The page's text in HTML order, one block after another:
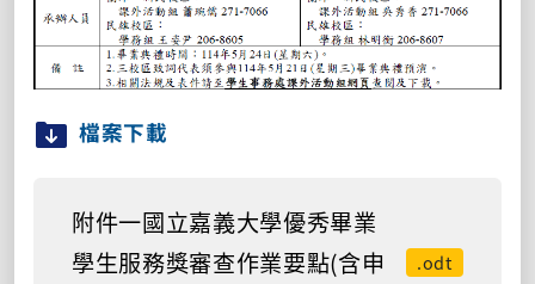
檔案下載
附件一國立嘉義大學優秀畢業
學生服務獎審查作業要點(含申
.odt